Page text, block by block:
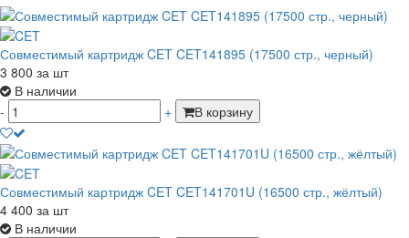
Совместимый картридж CET CET141895 (17500 стр., черный)
3 800 за шт
В наличии
-
+ В корзину
Совместимый картридж CET CET141701U (16500 стр., жёлтый)
4 400 за шт
В наличии